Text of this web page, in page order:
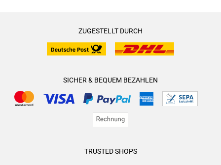
ZUGESTELLT DURCH
SICHER & BEQUEM BEZAHLEN
TRUSTED SHOPS